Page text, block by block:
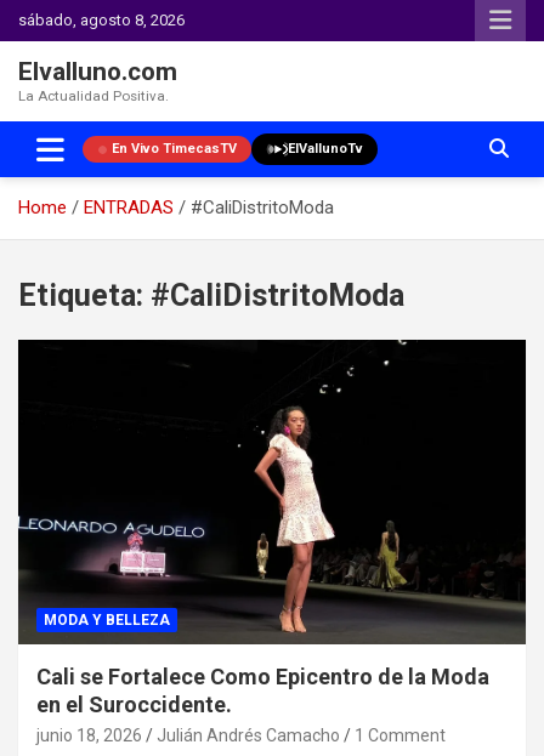
sábado, agosto 8, 2026
Elvalluno.com
La Actualidad Positiva.
En Vivo TimecasTV ElVallunoTv
Home ENTRADAS
#CaliDistritoModa
content
Etiqueta: #CaliDistritoModa
MODA Y BELLEZA
Cali se Fortalece Como Epicentro de la Moda
en el Suroccidente.
junio 18, 2026 Julián Andrés Camacho 1 Comment